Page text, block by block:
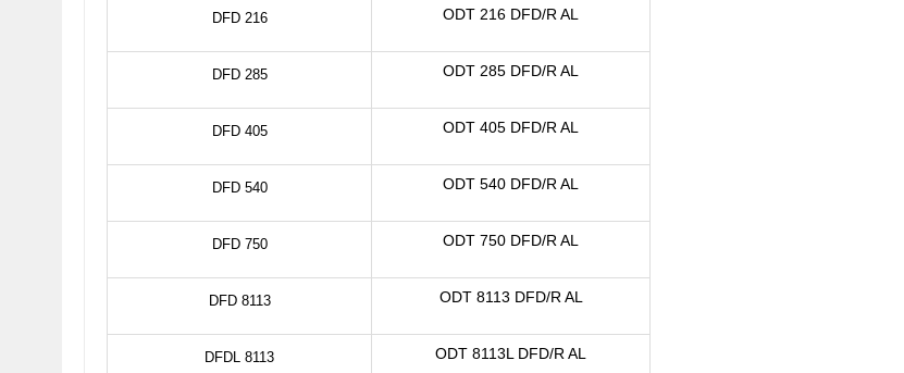
DFD 216 ODT 216 DFD/R AL
DFD 285 ODT 285 DFD/R AL
DFD 405 ODT 405 DFD/R AL
DFD 540 ODT 540 DFD/R AL
DFD 750 ODT 750 DFD/R AL
DFD 8113 ODT 8113 DFD/R AL
DFDL 8113 ODT 8113L DFD/R AL